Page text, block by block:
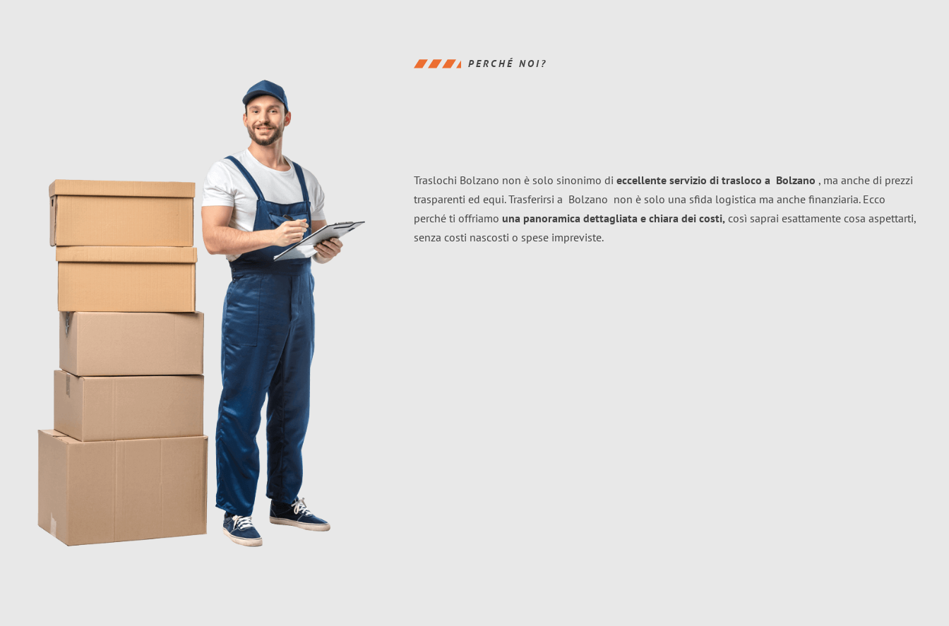
PERCHÉ NOI?
Traslochi Bolzano non è solo sinonimo di eccellente servizio di trasloco a Bolzano , ma anche di prezzi
trasparenti ed equi. Trasferirsi a Bolzano non è solo una sfida logistica ma anche finanziaria. Ecco
perché ti offriamo una panoramica dettagliata e chiara dei costi, così saprai esattamente cosa aspettarti,
senza costi nascosti o spese impreviste.